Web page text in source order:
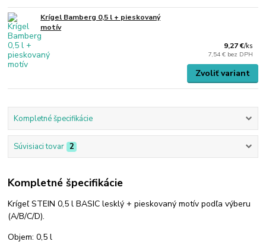
Krígel Bamberg 0,5 l + pieskovaný
motív
9,27 €/ks
7,54 € bez DPH
Zvoliť variant
Kompletné špecifikácie
Súvisiaci tovar 2
Kompletné špecifikácie
Krígeľ STEIN 0,5 l BASIC lesklý + pieskovaný motív podľa výberu
(A/B/C/D).
Objem: 0,5 l